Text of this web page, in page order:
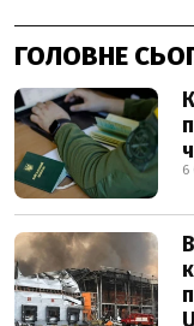
ГОЛОВНЕ
6